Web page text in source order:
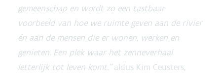
gemeenschap en wordt zo een tastbaar
voorbeeld van hoe we ruimte geven aan de rivier
én aan de mensen die er wonen, werken en
genieten. Een plek waar het zenneverhaal
letterlijk tot leven komt.”aldus Kim Ceusters,